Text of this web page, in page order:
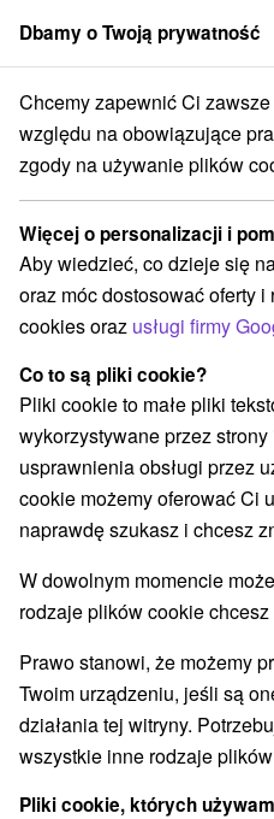
członek grupySorger
oferty na Słowacji
Halloween
dolina
Kategorie
Wszystkie kategorie
Pobyty
Wellness pobyty(5)
Romantyczne wypady(3)
Wakacje rodzinne(5)
Wybierz lokalizację
Najlepiej sprzedające
Wsie i miasta
Ždiar(3)
WSZYSTKO TOP -
Dbamy o Twoją prywatność
Chcemy zapewnić Ci
względu na obowiązujące
zgody na używanie plików
Więcej o personalizacji i
Aby wiedzieć, co dzieje się
oraz móc dostosować oferty
cookies oraz usługi firmy
Co to są pliki cookie?
Pliki cookie to małe pliki
wykorzystywane przez
usprawnienia obsługi przez
cookie możemy oferować Ci
naprawdę szukasz i chcesz
W dowolnym momencie
rodzaje plików cookie
Prawo stanowi, że możemy
Twoim urządzeniu, jeśli są
działania tej witryny.
wszystkie inne rodzaje
Pliki cookie, których